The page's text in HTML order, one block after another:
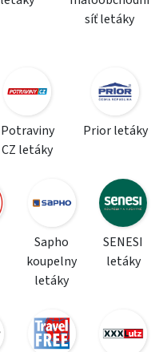
síť letáky
Potraviny
CZ letáky
Prior letáky
Sapho
koupelny
letáky
SENESI
letáky